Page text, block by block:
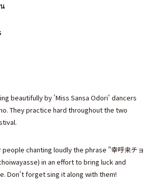
beautifully by 'Miss Sansa Odori' dancers
They practice hard throughout the two
chanting loudly the phrase "幸呼来チョ
in an effort to bring luck and
Don't forget sing it along with them!